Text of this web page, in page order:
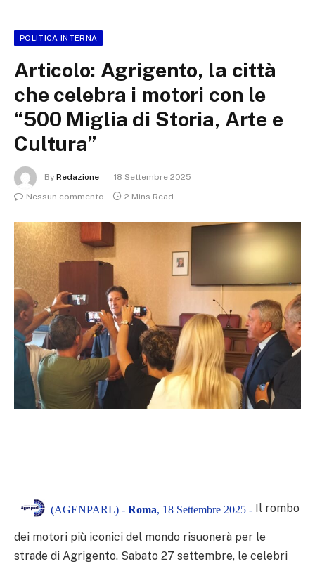
POLITICA INTERNA
Articolo: Agrigento, la città
che celebra i motori con le
“500 Miglia di Storia, Arte e
Cultura”
By Redazione
18 Settembre 2025
Nessun commento
2 Mins Read
(AGENPARL) - Roma, 18 Settembre 2025 - Il rombo
dei motori più iconici del mondo risuonerà per le
strade di Agrigento. Sabato 27 settembre, le celebri